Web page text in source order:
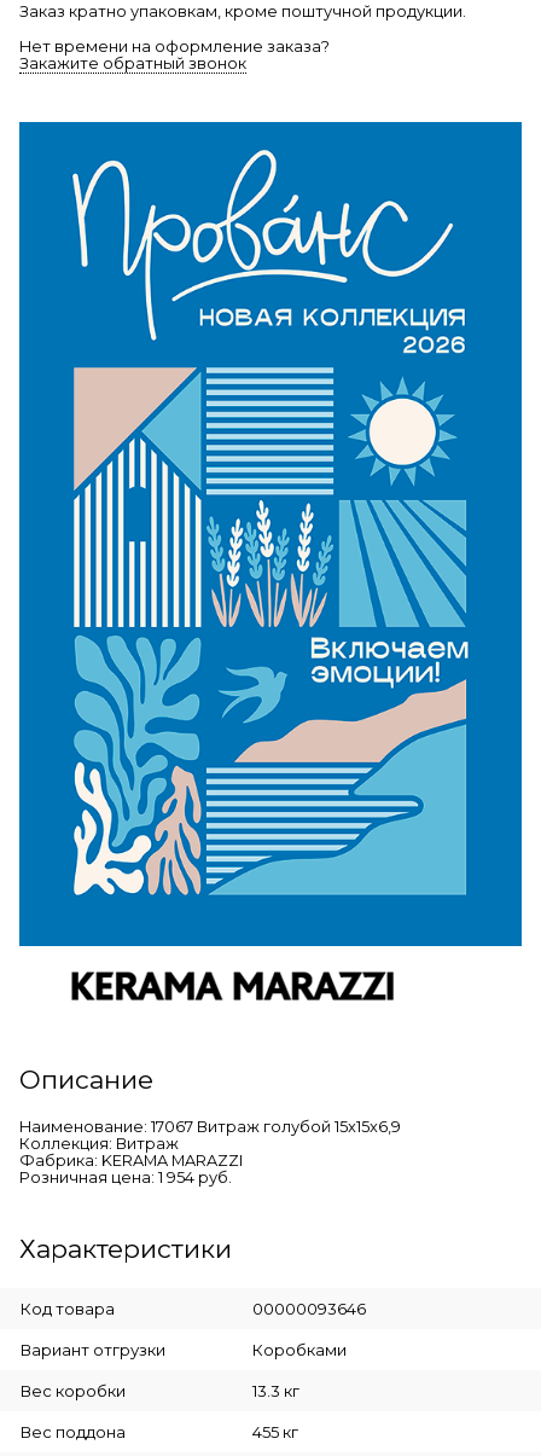
Заказ кратно упаковкам, кроме поштучной продукции.
Нет времени на оформление заказа?
Закажите обратный звонок
Описание
Наименование: 17067 Витраж голубой 15x15x6,9
Коллекция: Витраж
Фабрика: KERAMA MARAZZI
Розничная цена: 1 954 руб.
Характеристики
Код товара 00000093646
Вариант отгрузки Коробками
Вес коробки 13.3 кг
Вес поддона 455 кг